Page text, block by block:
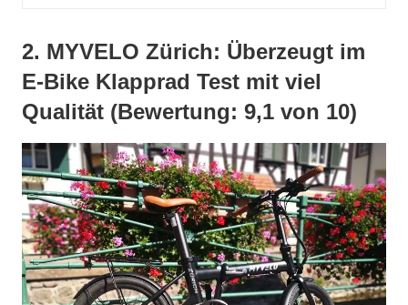
2. MYVELO Zürich: Überzeugt im
E-Bike Klapprad Test mit viel
Qualität (Bewertung: 9,1 von 10)